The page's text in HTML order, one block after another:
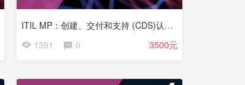
ITIL MP：创建、交付和支持 (CDS)认证2408期
1391
0 3500元